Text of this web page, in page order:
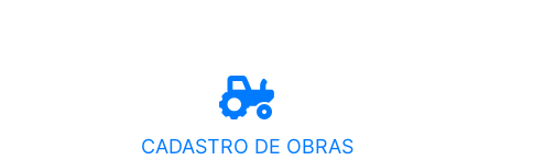
CADASTRO DE OBRAS